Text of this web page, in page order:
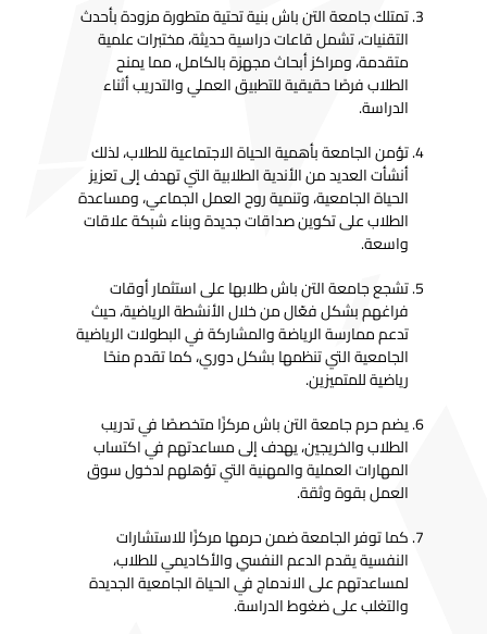
تمتلك جامعة التن باش بنية تحتية متطورة مزودة بأحدث
التقنيات، تشمل قاعات دراسية حديثة، مختبرات علمية
متقدمة، ومراكز أبحاث مجهزة بالكامل، مما يمنح
الطلاب فرصًا حقيقية للتطبيق العملي والتدريب أثناء
الدراسة.
تؤمن الجامعة بأهمية الحياة الاجتماعية للطلاب، لذلك
أنشأت العديد من الأندية الطلابية التي تهدف إلى تعزيز
الحياة الجامعية، وتنمية روح العمل الجماعي، ومساعدة
الطلاب على تكوين صداقات جديدة وبناء شبكة علاقات
واسعة.
تشجع جامعة التن باش طلابها على استثمار أوقات
فراغهم بشكل فعّال من خلال الأنشطة الرياضية، حيث
تدعم ممارسة الرياضة والمشاركة في البطولات الرياضية
الجامعية التي تنظمها بشكل دوري، كما تقدم منحًا
رياضية للمتميزين.
يضم حرم جامعة التن باش مركزًا متخصصًا في تدريب
الطلاب والخريجين، يهدف إلى مساعدتهم في اكتساب
المهارات العملية والمهنية التي تؤهلهم لدخول سوق
العمل بقوة وثقة.
كما توفر الجامعة ضمن حرمها مركزًا للاستشارات
النفسية يقدم الدعم النفسي والأكاديمي للطلاب،
لمساعدتهم على الاندماج في الحياة الجامعية الجديدة
والتغلب على ضغوط الدراسة.